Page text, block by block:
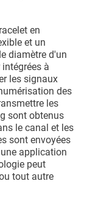
en
et un
diamètre d'un
à
les signaux
des
les
sont obtenus
le canal et les
sont envoyées
application
peut
tout autre